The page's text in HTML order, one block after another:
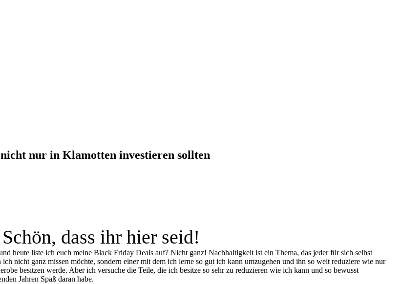
nur in Klamotten investieren sollten
dass ihr hier seid!
heute liste ich euch meine Black Friday Deals auf? Nicht ganz! Nachhaltigkeit ist ein Thema, das jeder für sich selbst
nicht ganz missen möchte, sondern einer mit dem ich lerne so gut ich kann umzugehen und ihn so weit reduziere wie nur
besitzen werde. Aber ich versuche die Teile, die ich besitze so sehr zu reduzieren wie ich kann und so bewusst
Jahren Spaß daran habe.